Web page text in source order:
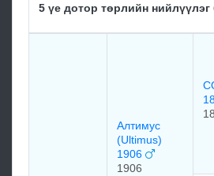
5 үе дотор төрлийн нийлүүлэг
Алтимус
(Ultimus)
1906
1906